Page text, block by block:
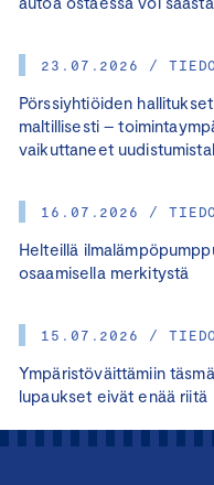
23.07.2026 /
Pörssiyhtiöiden
maltillisesti –
vaikuttaneet
16.07.2026 /
Helteillä
osaamisella merkitystä
15.07.2026 /
Ympäristöväittämiin
lupaukset eivät enää riitä